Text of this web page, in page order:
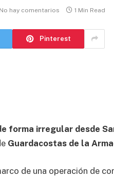
No hay comentarios 1 Min Read
Pinterest
forma irregular desde
Guardacostas de la
de una operación de